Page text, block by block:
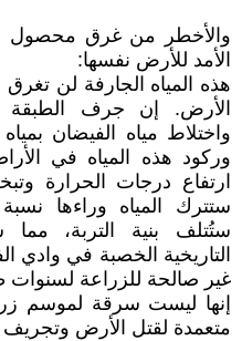
والأخطر من غرق محصول
الأمد للأرض نفسها:
هذه المياه الجارفة لن
الأرض. إن جرف الطبقة
واختلاط مياه الفيضان
وركود هذه المياه في
ارتفاع درجات الحرارة
ستترك المياه وراءها
ستُتلف بنية التربة، مما
التاريخية الخصبة في وادي
غير صالحة للزراعة لسنوات
إنها ليست سرقة لموسم
متعمدة لقتل الأرض وتجريف